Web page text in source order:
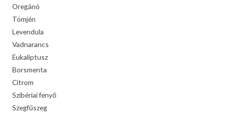
Oregánó
Tömjén
Levendula
Vadnarancs
Eukaliptusz
Borsmenta
Citrom
Szibériai fenyő
Szegfűszeg